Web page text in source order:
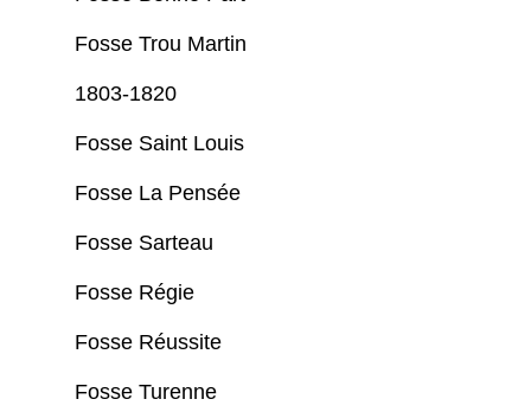
Fosse Trou Martin
1803-1820
Fosse Saint Louis
Fosse La Pensée
Fosse Sarteau
Fosse Régie
Fosse Réussite
Fosse Turenne